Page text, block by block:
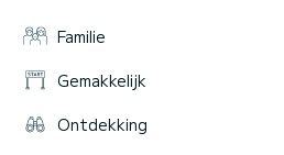
Familie
Gemakkelijk
Ontdekking